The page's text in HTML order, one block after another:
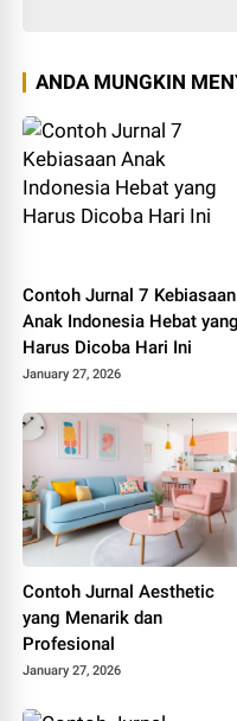
ANDA MUNGKIN
Contoh Jurnal 7 Kebiasaan
Anak Indonesia Hebat yang
Harus Dicoba Hari Ini
January 27, 2026
Contoh Jurnal Aesthetic
yang Menarik dan
Profesional
January 27, 2026